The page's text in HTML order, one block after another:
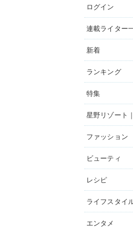
ログイン
連載ライター
新着
ランキング
特集
星野リゾート
ファッション
ビューティ
レシピ
ライフスタイ
エンタメ